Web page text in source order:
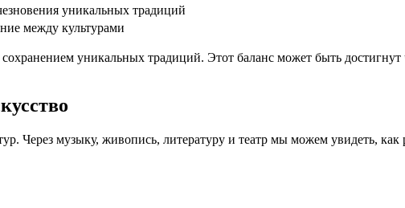
уникальных традиций
между культурами
уникальных традиций. Этот баланс может быть достигнут
Через музыку, живопись, литературу и театр мы можем увидеть, как